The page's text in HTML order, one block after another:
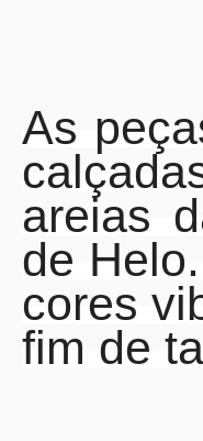
As
areias
de
cores
fim de